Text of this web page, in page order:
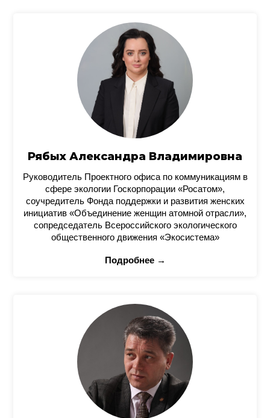
Рябых Александра Владимировна
Руководитель Проектного офиса по коммуникациям в
сфере экологии Госкорпорации «Росатом»,
соучредитель Фонда поддержки и развития женских
инициатив «Объединение женщин атомной отрасли»,
сопредседатель Всероссийского экологического
общественного движения «Экосистема»
Подробнее →